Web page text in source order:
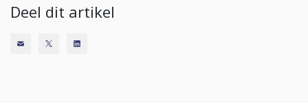
Deel dit artikel